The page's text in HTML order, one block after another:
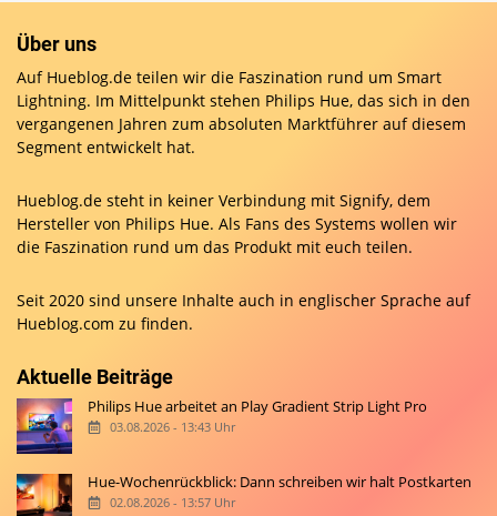
Über uns
Auf Hueblog.de teilen wir die Faszination rund um Smart
Lightning. Im Mittelpunkt stehen Philips Hue, das sich in den
vergangenen Jahren zum absoluten Marktführer auf diesem
Segment entwickelt hat.
Hueblog.de steht in keiner Verbindung mit Signify, dem
Hersteller von Philips Hue. Als Fans des Systems wollen wir
die Faszination rund um das Produkt mit euch teilen.
Seit 2020 sind unsere Inhalte auch in englischer Sprache auf
Hueblog.com zu finden.
Aktuelle Beiträge
Philips Hue arbeitet an Play Gradient Strip Light Pro
03.08.2026 - 13:43 Uhr
Hue-Wochenrückblick: Dann schreiben wir halt Postkarten
02.08.2026 - 13:57 Uhr